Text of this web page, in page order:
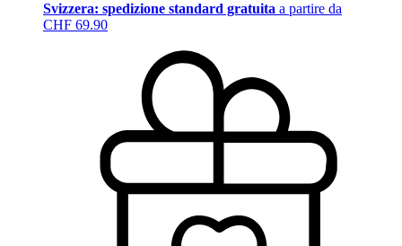
Svizzera: spedizione standard gratuita a partire da
CHF 69.90